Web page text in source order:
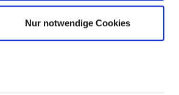
Nur notwendige Cookies